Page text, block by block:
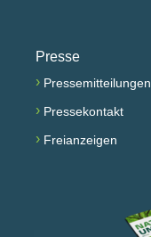
Presse
› Pressemitteilungen
› Pressekontakt
› Freianzeigen